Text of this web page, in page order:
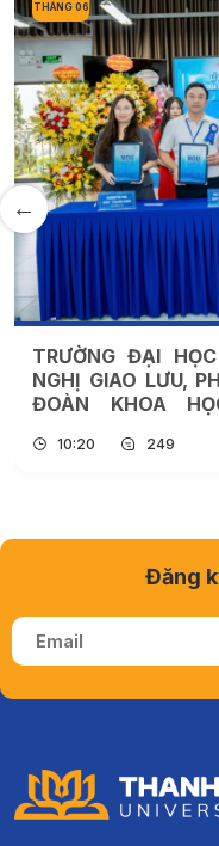
THÁNG 06
TRƯỜNG ĐẠI
NGHỊ GIAO LƯU,
ĐOÀN KHOA
10:20 249
Đăng